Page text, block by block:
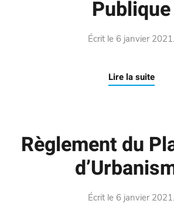
Publique
Écrit le 6 janvier 2021.
Lire la suite
Règlement du
Écrit le 6 janvier 2021.